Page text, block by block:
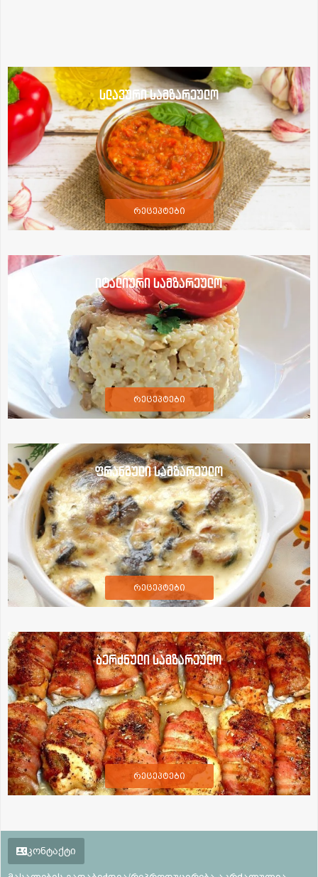
სლავური სამზარეულო
რეცეპტები
იტალიური სამზარეულო
რეცეპტები
ფრანგული სამზარეულო
რეცეპტები
ბერძნული სამზარეულო
რეცეპტები
კონტაქტი